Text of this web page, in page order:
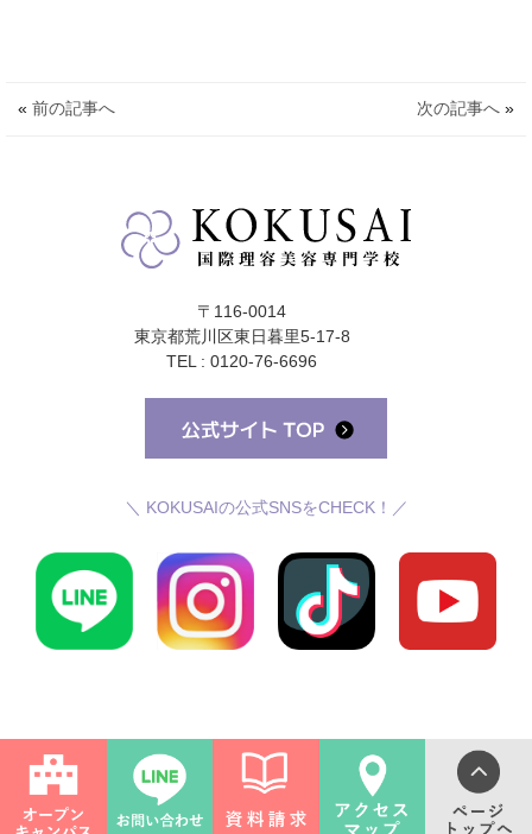
« 前の記事へ 次の記事へ »
〒116-0014
東京都荒川区東日暮里5-17-8
TEL : 0120-76-6696
＼ KOKUSAIの公式SNSをCHECK！／